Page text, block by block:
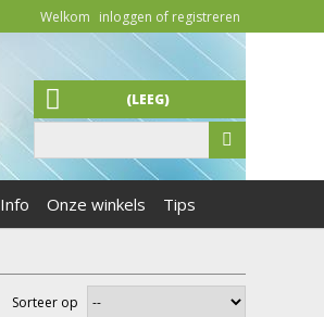
Welkom inloggen of registreren
(LEEG)
Info Onze winkels Tips
Sorteer op